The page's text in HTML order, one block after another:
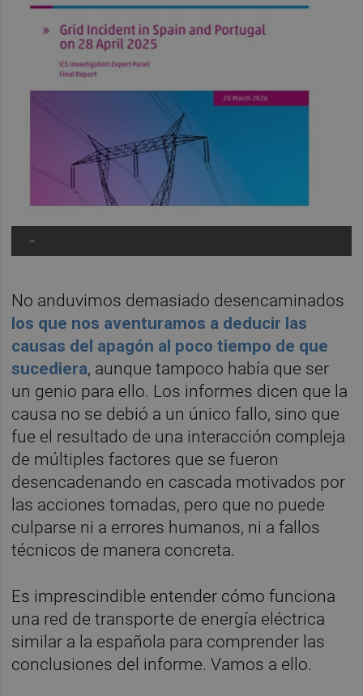
-
No anduvimos demasiado desencaminados
los que nos aventuramos a deducir las
causas del apagón al poco tiempo de que
sucediera, aunque tampoco había que ser
un genio para ello. Los informes dicen que la
causa no se debió a un único fallo, sino que
fue el resultado de una interacción compleja
de múltiples factores que se fueron
desencadenando en cascada motivados por
las acciones tomadas, pero que no puede
culparse ni a errores humanos, ni a fallos
técnicos de manera concreta.
Es imprescindible entender cómo funciona
una red de transporte de energía eléctrica
similar a la española para comprender las
conclusiones del informe. Vamos a ello.